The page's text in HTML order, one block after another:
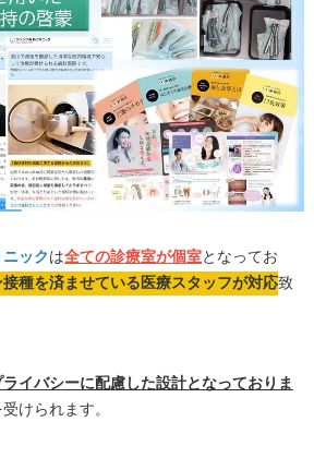
ックは全ての診療室が個室となってお
種を済ませている医療スタッフが対応致
イバシーに配慮した設計となっておりま
けられます。